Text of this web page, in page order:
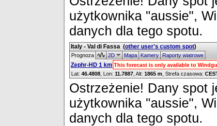
użytkownika "aussie",
danych dla tego spotu.
Italy - Val di Fassa (other user's custom spot)
Prognoza 2D MapaKameryRaporty wiatrowe
Zephr-HD 1 km This forecast is only available to
Lat: 46.4808 , Lon: 11.7887 Alt: 1865 m , Strefa czasowa:
Ostrzeżenie! Dany spot
użytkownika "aussie",
danych dla tego spotu.